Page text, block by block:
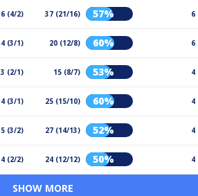
6 (4/2) 37 (21/16) 57% 6
4 (3/1) 20 (12/8) 60% 6
3 (2/1) 15 (8/7) 53% 4
4 (3/1) 25 (15/10) 60% 4
5 (3/2) 27 (14/13) 52% 4
4 (2/2) 24 (12/12) 50% 4
SHOW MORE